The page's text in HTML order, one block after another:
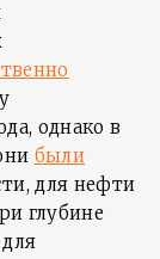
однако в
были
для нефти
глубине